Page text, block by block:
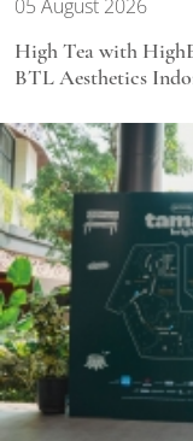
05 August 2026
High Tea with
BTL Aesthetics